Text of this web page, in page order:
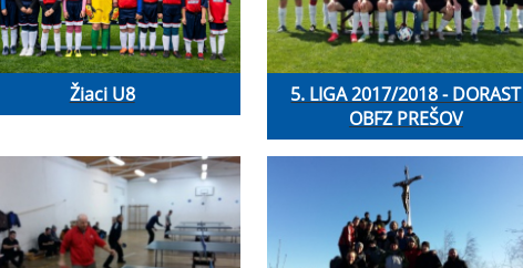
Žiaci U8
5. LIGA 2017/2018 - DORAST
OBFZ PREŠOV